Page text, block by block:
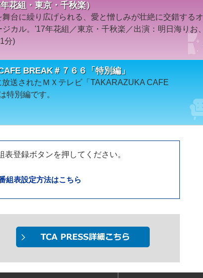
花組・東京・千秋楽）
台に繰り広げられる、愛と憎しみが壮絶に交錯するオ
カル。'17年花組／東京・千秋楽／出演：明日海りお、
分)
BREAK＃７６６「特別編」
送されたＭＸテレビ「TAKARAZUKA CAFE
特別編です。
登録ボタンを押してください。
組表設定方法はこちら